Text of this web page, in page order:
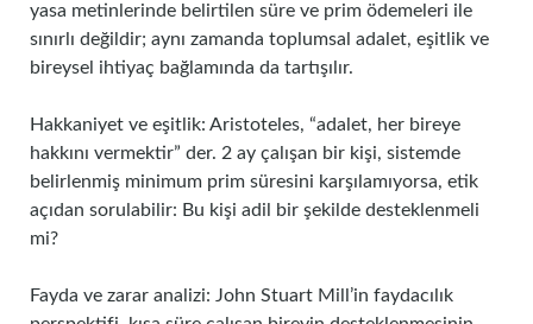
yasa metinlerinde belirtilen süre ve prim ödemeleri ile
sınırlı değildir; aynı zamanda toplumsal adalet, eşitlik ve
bireysel ihtiyaç bağlamında da tartışılır.
Hakkaniyet ve eşitlik: Aristoteles, “adalet, her bireye
hakkını vermektir” der. 2 ay çalışan bir kişi, sistemde
belirlenmiş minimum prim süresini karşılamıyorsa, etik
açıdan sorulabilir: Bu kişi adil bir şekilde desteklenmeli
mi?
Fayda ve zarar analizi: John Stuart Mill’in faydacılık